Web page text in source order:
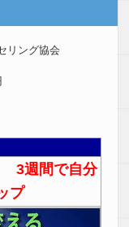
リング協会
3週間で自分
プ